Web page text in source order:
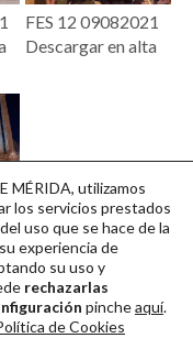
FES 12 09082021
Descargar en alta
MÉRIDA, utilizamos
los servicios prestados
uso que se hace de la
experiencia de
su uso y
rechazarlas
pincheaquí.
de Cookies